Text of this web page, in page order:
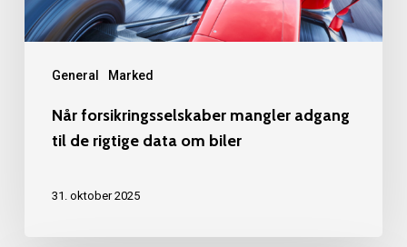
General Marked
data
om
biler
Når forsikringsselskaber mangler adgang
til de rigtige data om biler
31. oktober 2025